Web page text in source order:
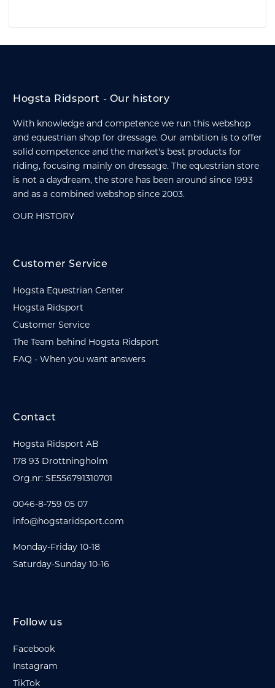
Hogsta Ridsport - Our history
With knowledge and competence we run this webshop
and equestrian shop for dressage. Our ambition is to offer
solid competence and the market's best products for
riding, focusing mainly on dressage. The equestrian store
is not a daydream, the store has been around since 1993
and as a combined webshop since 2003.
OUR HISTORY
Customer Service
Hogsta Equestrian Center
Hogsta Ridsport
Customer Service
The Team behind Hogsta Ridsport
FAQ - When you want answers
Contact
Hogsta Ridsport AB
178 93 Drottningholm
Org.nr: SE556791310701
0046-8-759 05 07
info@hogstaridsport.com
Monday-Friday 10-18
Saturday-Sunday 10-16
Follow us
Facebook
Instagram
TikTok